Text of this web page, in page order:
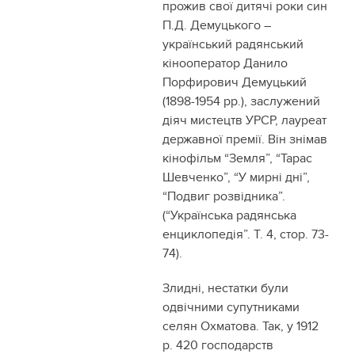
прожив свої дитячі роки син
П.Д. Демуцького –
український радянський
кінооператор Данило
Порфирович Демуцький
(1898-1954 рр.), заслужений
діяч мистецтв УРСР, лауреат
державної премії. Він знімав
кінофільм “Земля”, “Тарас
Шевченко”, “У мирні дні”,
“Подвиг розвідника”.
(“Українська радянська
енциклопедія”. Т. 4, стор. 73-
74).
Злидні, нестатки були
одвічними супутниками
селян Охматова. Так, у 1912
р. 420 господарств